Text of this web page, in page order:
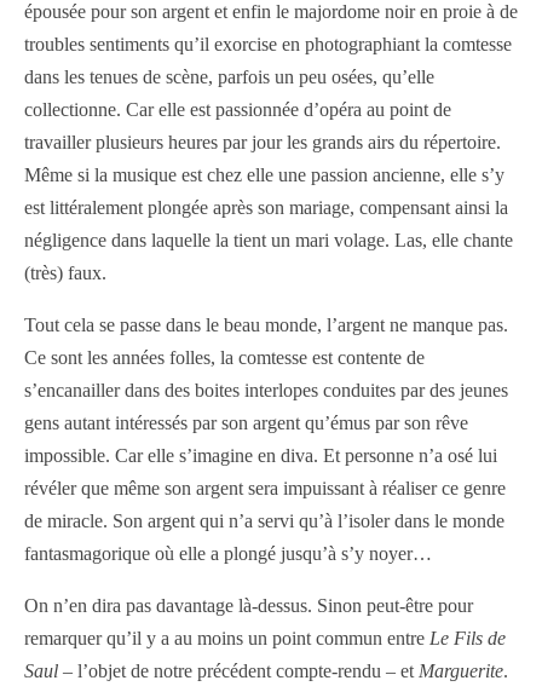
épousée pour son argent et enfin le majordome noir en proie à de
troubles sentiments qu’il exorcise en photographiant la comtesse
dans les tenues de scène, parfois un peu osées, qu’elle
collectionne. Car elle est passionnée d’opéra au point de
travailler plusieurs heures par jour les grands airs du répertoire.
Même si la musique est chez elle une passion ancienne, elle s’y
est littéralement plongée après son mariage, compensant ainsi la
négligence dans laquelle la tient un mari volage. Las, elle chante
(très) faux.
Tout cela se passe dans le beau monde, l’argent ne manque pas.
Ce sont les années folles, la comtesse est contente de
s’encanailler dans des boites interlopes conduites par des jeunes
gens autant intéressés par son argent qu’émus par son rêve
impossible. Car elle s’imagine en diva. Et personne n’a osé lui
révéler que même son argent sera impuissant à réaliser ce genre
de miracle. Son argent qui n’a servi qu’à l’isoler dans le monde
fantasmagorique où elle a plongé jusqu’à s’y noyer…
On n’en dira pas davantage là-dessus. Sinon peut-être pour
remarquer qu’il y a au moins un point commun entre Le Fils de
Saul – l’objet de notre précédent compte-rendu – etMarguerite.